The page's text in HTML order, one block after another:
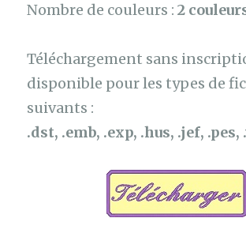
Nombre de couleurs :2
Téléchargement sans
disponible pour les types de
suivants :
.dst, .emb, .exp, .hus, .jef, .pes,